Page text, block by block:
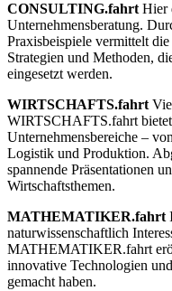
CONSULTING.fahrt Hier
Unternehmensberatung.
Praxisbeispiele vermittelt
Strategien und Methoden,
eingesetzt werden.
WIRTSCHAFTS.fahrt
WIRTSCHAFTS.fahrt
Unternehmensbereiche –
Logistik und Produktion.
spannende Präsentationen
Wirtschaftsthemen.
MATHEMATIKER.fahrt
naturwissenschaftlich
MATHEMATIKER.fahrt
innovative Technologien
gemacht haben.